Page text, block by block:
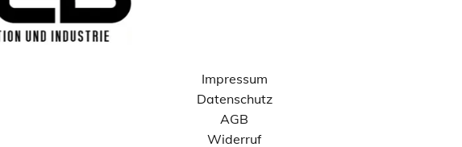
Impressum
Datenschutz
AGB
Widerruf